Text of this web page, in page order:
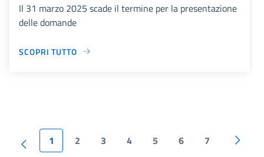
Il 31 marzo 2025 scade il termine per la presentazione
delle domande
SCOPRI TUTTO
1 2 3 4 5 6 7